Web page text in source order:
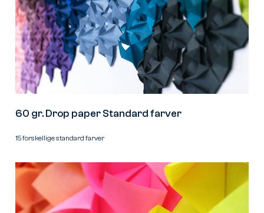
60 gr. Drop paper Standard farver
15 forskellige standard farver